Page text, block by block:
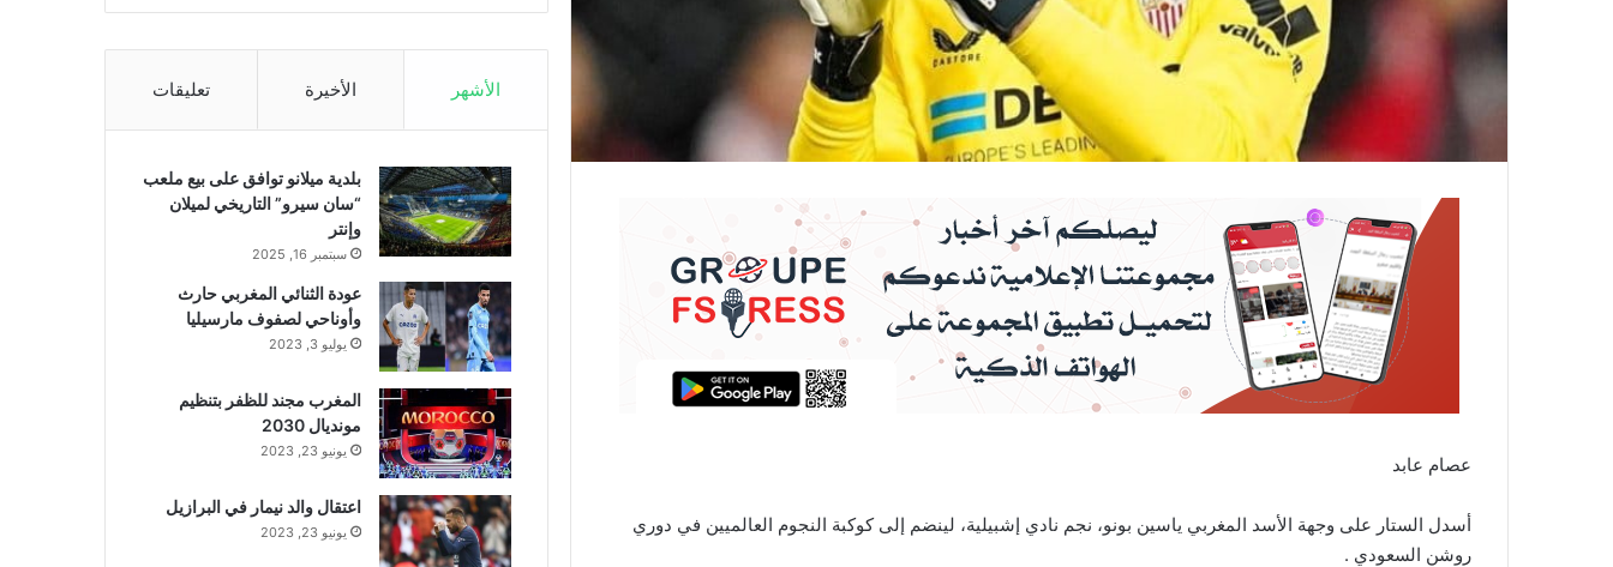
عصام عابد
أسدل الستار على وجهة الأسد المغربي ياسين ‎بونو، نجم نادي ‎إشبيلية، لينضم إلى كوكبة النجوم العالميين في ‎دوري
روشن السعودي .
الأشهر الأخيرة تعليقات
بلدية ميلانو توافق على بيع ملعب
“سان سيرو” التاريخي لميلان
وإنتر
سبتمبر 16, 2025
عودة الثنائي المغربي حارث
وأوناحي لصفوف مارسيليا
يوليو 3, 2023
المغرب مجند للظفر بتنظيم
مونديال 2030
يونيو 23, 2023
اعتقال والد نيمار في البرازيل
يونيو 23, 2023